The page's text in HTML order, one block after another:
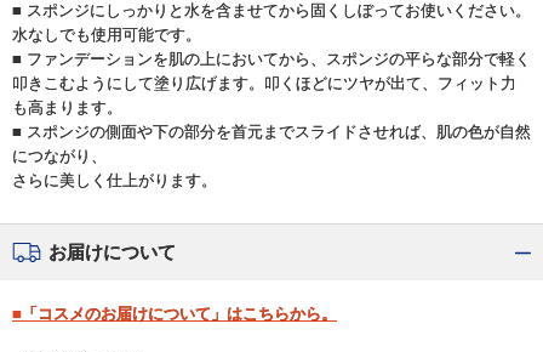
■ スポンジにしっかりと水を含ませてから固くしぼってお使いください。
水なしでも使用可能です。
■ ファンデーションを肌の上においてから、スポンジの平らな部分で軽く
叩きこむようにして塗り広げます。叩くほどにツヤが出て、フィット力
も高まります。
■ スポンジの側面や下の部分を首元までスライドさせれば、肌の色が自然
につながり、
さらに美しく仕上がります。
お届けについて
■「コスメのお届けについて」はこちらから。